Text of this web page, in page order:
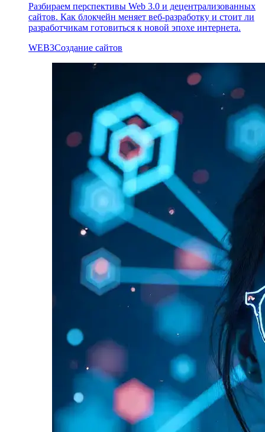
Разбираем перспективы Web 3.0 и децентрализованных
сайтов. Как блокчейн меняет веб-разработку и стоит ли
разработчикам готовиться к новой эпохе интернета.
WEB3Создание сайтов